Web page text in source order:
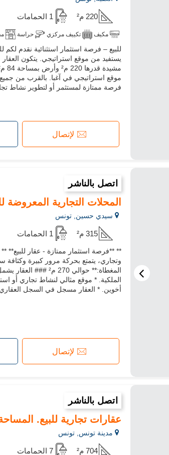
220 م² 1 الحمامات
مكيف تكييف مركزي حراسة
للبيع – فرصة استثمار استثنائية نقدم
يستفيد من موقع استراتيجي. يتكون
موقع استراتيجي في آغبا. بالقرب من جميع
فرصة ممتازة لمستثمر أو لتطوير نشاط
لإتصال
اتصل بالناشر
المحلات التجارية المعروضة
سيدي حسين, تونس
315 م² 1 الحمامات
** **فرصة استثمار ممتازة - عقار
الملكية. * موقع مثالي لنشاط تجاري أو
أخوين. * العقار مسجل في السجل
لإتصال
اتصل بالناشر
عقارات تجارية للبيع. المساحة
مدينة تونس, تونس
704 م² 7 الحمامات